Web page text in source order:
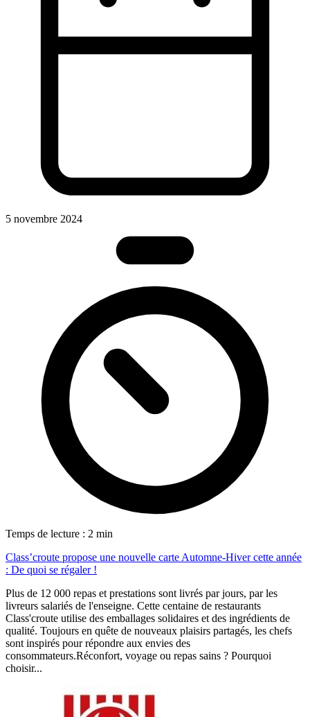
5 novembre 2024
Temps de lecture : 2 min
Class’croute propose une nouvelle carte Automne-Hiver cette année
: De quoi se régaler !
Plus de 12 000 repas et prestations sont livrés par jours, par les
livreurs salariés de l'enseigne. Cette centaine de restaurants
Class'croute utilise des emballages solidaires et des ingrédients de
qualité. Toujours en quête de nouveaux plaisirs partagés, les chefs
sont inspirés pour répondre aux envies des
consommateurs.Réconfort, voyage ou repas sains ? Pourquoi
choisir...